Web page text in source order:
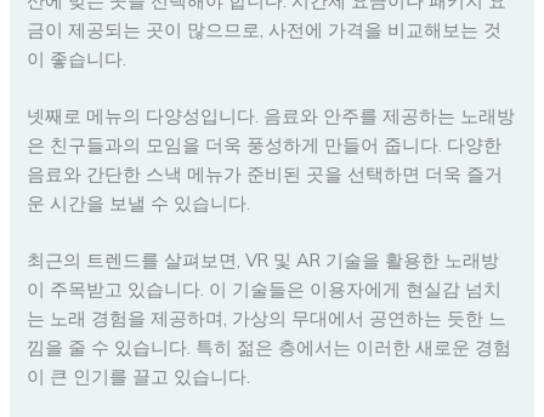
금이 제공되는 곳이 많으므로, 사전에 가격을 비교해보는 것
이 좋습니다.
넷째로 메뉴의 다양성입니다. 음료와 안주를 제공하는 노래방
은 친구들과의 모임을 더욱 풍성하게 만들어 줍니다. 다양한
음료와 간단한 스낵 메뉴가 준비된 곳을 선택하면 더욱 즐거
운 시간을 보낼 수 있습니다.
최근의 트렌드를 살펴보면, VR 및 AR 기술을 활용한 노래방
이 주목받고 있습니다. 이 기술들은 이용자에게 현실감 넘치
는 노래 경험을 제공하며, 가상의 무대에서 공연하는 듯한 느
낌을 줄 수 있습니다. 특히 젊은 층에서는 이러한 새로운 경험
이 큰 인기를 끌고 있습니다.